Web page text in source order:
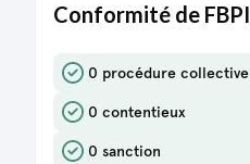
Acte
Divers
Certificat
Divers
Attestation bancaire
Statuts constitutifs
Conformité de FBPI
0 procédure collective
0 contentieux
0 sanction